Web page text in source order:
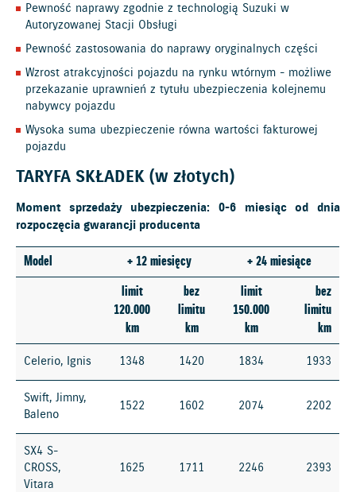
Pewność naprawy zgodnie z technologią Suzuki w
Autoryzowanej Stacji Obsługi
Pewność zastosowania do naprawy oryginalnych części
Wzrost atrakcyjności pojazdu na rynku wtórnym - możliwe
przekazanie uprawnień z tytułu ubezpieczenia kolejnemu
nabywcy pojazdu
Wysoka suma ubezpieczenie równa wartości fakturowej
pojazdu
TARYFA SKŁADEK (w złotych)
Moment sprzedaży ubezpieczenia: 0-6 miesiąc od dnia
rozpoczęcia gwarancji producenta
Model + 12 miesięcy
+ 24 miesiące
limit
120.000
km
bez
limitu
km
limit
150.000
km
bez
limitu
km
Celerio, Ignis 1348 1420 1834 1933
Swift, Jimny,
Baleno
1522 1602 2074 2202
SX4 S-
CROSS,
Vitara
1625 1711 2246 2393